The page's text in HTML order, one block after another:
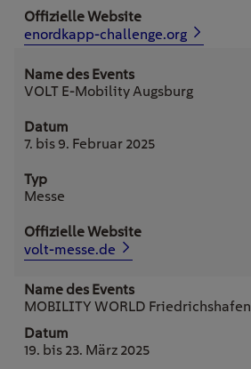
enordkapp-challenge.org
VOLT E-Mobility Augsburg
7. bis 9. Februar 2025
Messe
volt-messe.de
MOBILITY WORLD Friedrichshafen
19. bis 23. März 2025